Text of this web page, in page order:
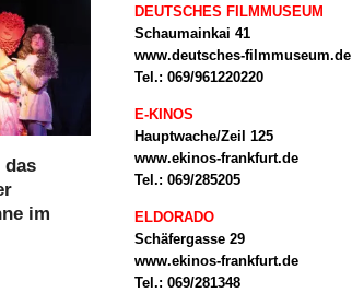
das
im
DEUTSCHES FILMMUSEUM
Schaumainkai 41
www.deutsches-filmmuseum.de
Tel.: 069/961220220
E-KINOS
Hauptwache/Zeil 125
www.ekinos-frankfurt.de
Tel.: 069/285205
ELDORADO
Schäfergasse 29
www.ekinos-frankfurt.de
Tel.: 069/281348